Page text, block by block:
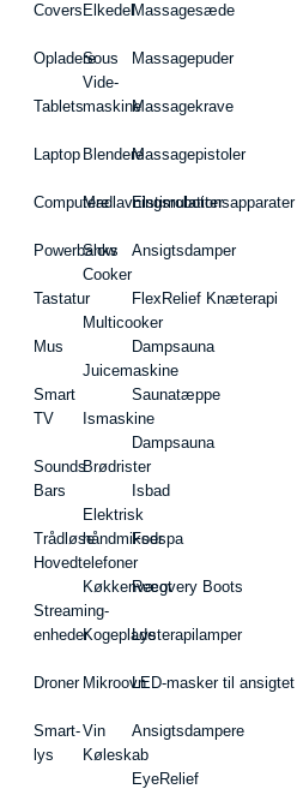
Covers
Opladere
Tablets
Laptop
Computere
Powerbanks
Tastatur
Mus
Smart
TV
Sounds
Bars
Trådløse
Hovedtelefoner
Streaming-
enheder
Droner
Smart-
lys
Elkedel
Sous
Vide-
maskine
Blendere
Madlavningsrobotter
Slow
Cooker
Multicooker
Juicemaskine
Ismaskine
Brødrister
Elektrisk
håndmikser
Køkkenvægt
Kogeplade
Mikroovn
Vin
Køleskab
Massagesæde
Massagepuder
Massagekrave
Massagepistoler
Elstimulationsapparater
Ansigtsdamper
FlexRelief Knæterapi
Dampsauna
Saunatæppe
Dampsauna
Isbad
Fodspa
Recovery Boots
Lysterapilamper
LED-masker til ansigtet
Ansigtsdampere
EyeRelief